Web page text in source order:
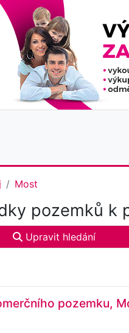
Most
pozemků k
Upravit hledání
pozemku,